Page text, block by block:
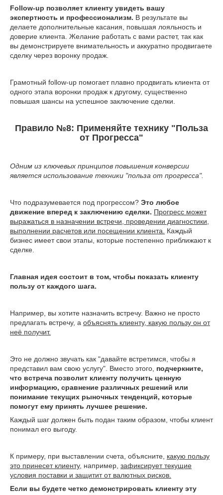
Follow-up позволяет клиенту увидеть вашу
экспертность и профессионализм. В результате вы
делаете дополнительные касания, повышая лояльность и
доверие клиента. Желание работать с вами растет, так как
вы демонстрируете внимательность и аккуратно продвигаете
сделку через воронку продаж.
Грамотный follow-up помогает плавно продвигать клиента от
одного этапа воронки продаж к другому, существенно
повышая шансы на успешное заключение сделки.
Правило №8: Применяйте технику "Польза
от Прогресса"
Одним из ключевых принципов повышения конверсии
является использование техники "польза от прогресса".
Что подразумевается под прогрессом? Это любое
движение вперед к заключению сделки. Прогресс может
выражаться в назначении встречи, проведении диагностики,
выполнении расчетов или посещении клиента. Каждый
бизнес имеет свои этапы, которые постепенно приближают к
сделке.
Главная идея состоит в том, чтобы показать клиенту
пользу от каждого шага.
Например, вы хотите назначить встречу. Важно не просто
предлагать встречу, а объяснять клиенту, какую пользу он от
неё получит.
Это не должно звучать как "давайте встретимся, чтобы я
представил вам свою услугу". Вместо этого, подчеркните,
что встреча позволит клиенту получить ценную
информацию, сравнение различных решений или
понимание текущих рыночных тенденций, которые
помогут ему принять лучшее решение.
Каждый шаг должен быть подан таким образом, чтобы клиент
понимал его выгоду.
К примеру, при выставлении счета, объясните, какую пользу
это принесет клиенту, например, зафиксирует текущие
условия поставки и защитит от валютных рисков.
Если вы будете четко демонстрировать клиенту эту